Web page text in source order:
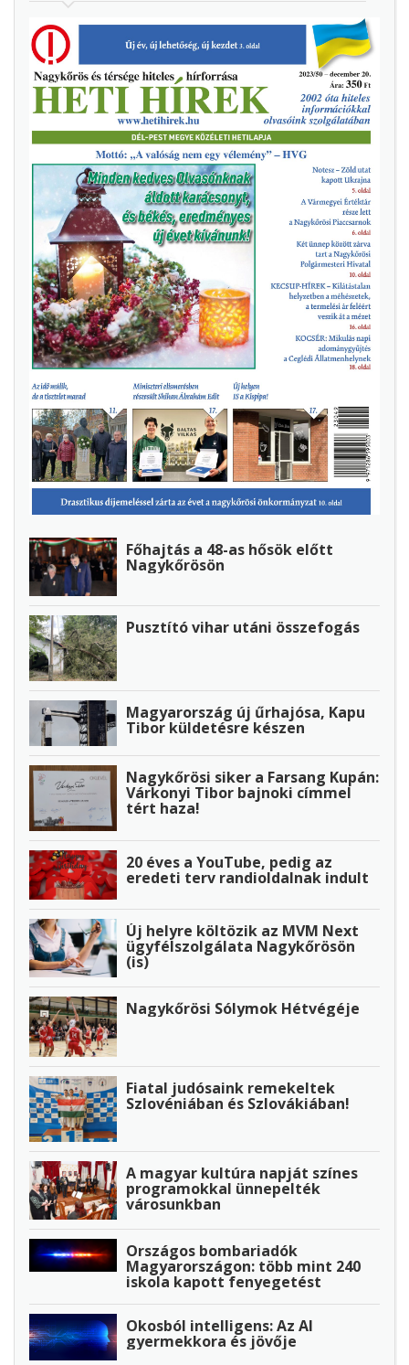
Főhajtás a 48-as hősök előtt
Nagykőrösön
Pusztító vihar utáni összefogás
Magyarország új űrhajósa, Kapu
Tibor küldetésre készen
Nagykőrösi siker a Farsang Kupán:
Várkonyi Tibor bajnoki címmel
tért haza!
20 éves a YouTube, pedig az
eredeti terv randioldalnak indult
Új helyre költözik az MVM Next
ügyfélszolgálata Nagykőrösön
(is)
Nagykőrösi Sólymok Hétvégéje
Fiatal judósaink remekeltek
Szlovéniában és Szlovákiában!
A magyar kultúra napját színes
programokkal ünnepelték
városunkban
Országos bombariadók
Magyarországon: több mint 240
iskola kapott fenyegetést
Okosból intelligens: Az AI
gyermekkora és jövője